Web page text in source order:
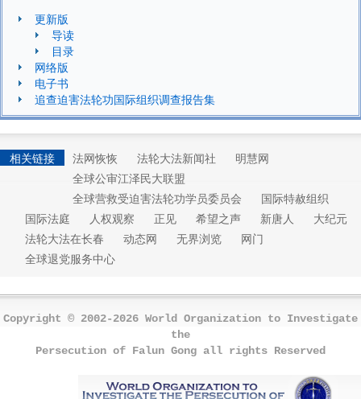
更新版
导读
目录
网络版
电子书
追查迫害法轮功国际组织调查报告集
相关链接 法网恢恢 法轮大法新闻社
明慧网
全球公审江泽民大联盟
全球营救受迫害法轮功学员委员会
国际特赦组织
国际法庭
人权观察 正见 希望之声 新唐人
大纪元
法轮大法在长春
动态网 无界浏览
网门
全球退党服务中心
Copyright © 2002-2026 World Organization to Investigate
the
Persecution of Falun Gong all rights Reserved